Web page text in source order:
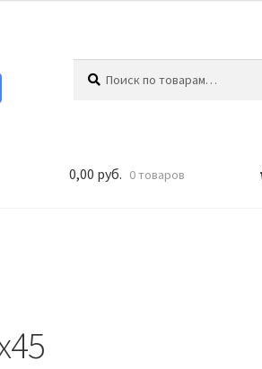
0,00 руб. 0 товаров